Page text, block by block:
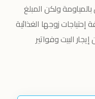
ولكن المبلغ
زوجها الغذائية
البيت وفواتير